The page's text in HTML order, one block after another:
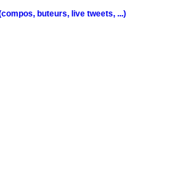
buteurs, live tweets, ...)